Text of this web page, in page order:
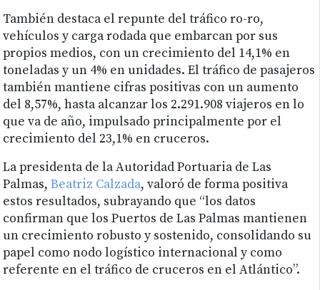
También destaca el repunte del tráfico ro-ro,
vehículos y carga rodada que embarcan por sus
propios medios, con un crecimiento del 14,1% en
toneladas y un 4% en unidades. El tráfico de pasajeros
también mantiene cifras positivas con un aumento
del 8,57%, hasta alcanzar los 2.291.908 viajeros en lo
que va de año, impulsado principalmente por el
crecimiento del 23,1% en cruceros.
La presidenta de la Autoridad Portuaria de Las
Palmas,Beatriz Calzada, valoró de forma positiva
estos resultados, subrayando que “los datos
confirman que los Puertos de Las Palmas mantienen
un crecimiento robusto y sostenido, consolidando su
papel como nodo logístico internacional y como
referente en el tráfico de cruceros en el Atlántico”.